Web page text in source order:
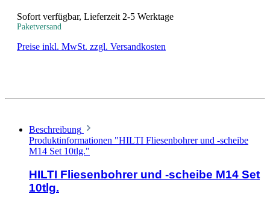
Sofort verfügbar, Lieferzeit 2-5 Werktage
Paketversand
Preise inkl. MwSt. zzgl. Versandkosten
Beschreibung
Produktinformationen "HILTI Fliesenbohrer und -scheibe
M14 Set 10tlg."
HILTI Fliesenbohrer und -scheibe M14 Set
10tlg.